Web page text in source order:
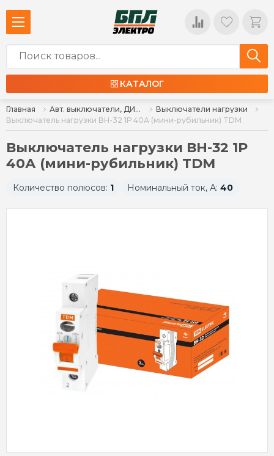
КАТАЛОГ
Главная Авт. выключатели, ДИФ, УЗО, ВН
Выключатели нагрузки
Выключатель нагрузки ВН-32 1Р 40А (мини-рубильник) TDM
Выключатель нагрузки ВН-32 1Р
40А (мини-рубильник) TDM
Количество полюсов: 1 Номинальный ток, А: 40